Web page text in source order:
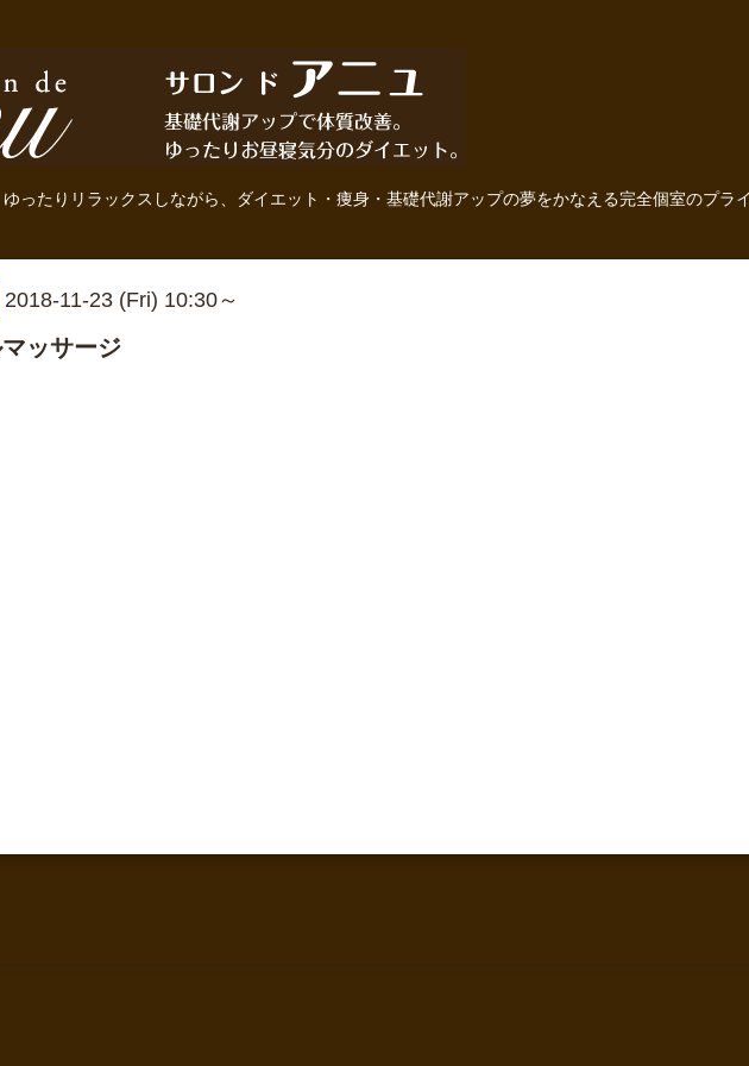
ったりリラックスしながら、ダイエット・痩身・基礎代謝アップの夢をかなえる完全個室のプラ
2018-11-23 (Fri) 10:30～
ッサージ